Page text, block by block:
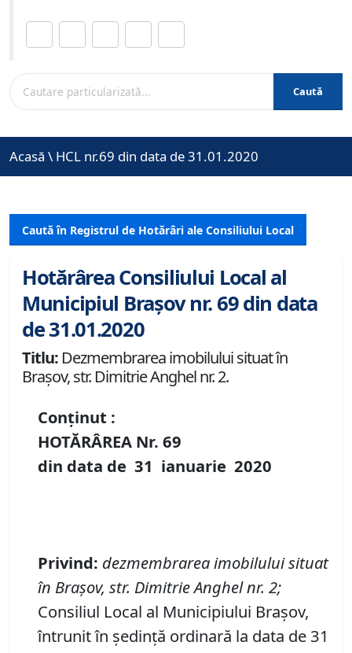
Caută
Acasă \ HCL nr.69 din data de 31.01.2020
Caută în Registrul de Hotărâri ale Consiliului Local
Hotărârea Consiliului Local al
Municipiul Brașov nr. 69 din data
de 31.01.2020
Titlu: Dezmembrarea imobilului situat în
Brașov, str. Dimitrie Anghel nr. 2.
Conținut :
HOTĂRÂREA Nr. 69
din data de 31 ianuarie 2020
Privind: dezmembrarea imobilului situat
în Brașov, str. Dimitrie Anghel nr. 2;
Consiliul Local al Municipiului Brașov,
întrunit în ședință ordinară la data de 31